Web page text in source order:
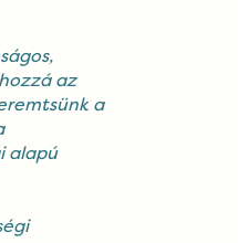
az
a
alapú